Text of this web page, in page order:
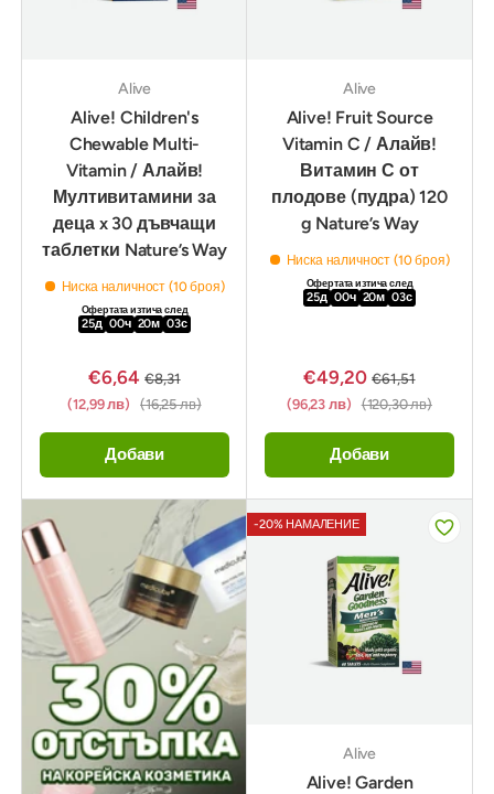
Alive
Alive! Children's
Chewable Multi-
Vitamin / Алайв!
Мултивитамини за
деца x 30 дъвчащи
таблетки Nature’s Way
Ниска наличност (10 броя)
Офертата изтича след
25д 00ч 20м 02с
€6,64 €8,31
(12,99 лв) (16,25 лв)
Добави
Alive
Alive! Fruit Source
Vitamin C / Алайв!
Витамин С от
плодове (пудра) 120
g Nature’s Way
Ниска наличност (10 броя)
Офертата изтича след
25д 00ч 20м 02с
€49,20 €61,51
(96,23 лв) (120,30 лв)
Добави
-20% НАМАЛЕНИЕ
Alive
Alive! Garden